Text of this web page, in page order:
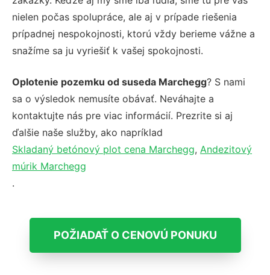
nielen počas spolupráce, ale aj v prípade riešenia
prípadnej nespokojnosti, ktorú vždy berieme vážne a
snažíme sa ju vyriešiť k vašej spokojnosti.
Oplotenie pozemku od suseda Marchegg? S nami
sa o výsledok nemusíte obávať. Neváhajte a
kontaktujte nás pre viac informácií. Prezrite si aj
ďalšie naše služby, ako napríklad
Skladaný betónový plot cena Marchegg, Andezitový
múrik Marchegg
.
POŽIADAŤ O CENOVÚ PONUKU